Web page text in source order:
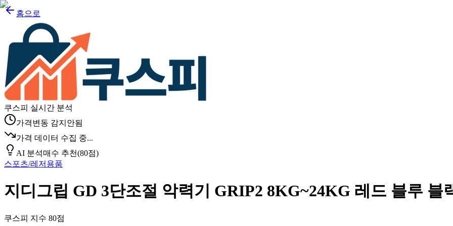
홈으로
쿠스피 실시간 분석
가격변동 감지안됨
가격 데이터 수집 중...
AI 분석매수 추천(80점)
스포츠/레저용품
지디그립 GD 3단조절 악력기 GRIP2 8KG~24KG 레드 블루 블
쿠스피 지수 80점